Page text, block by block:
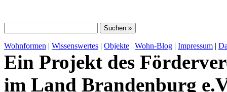
Wohnformen | Wissenswertes | Objekte | Wohn-Blog | Impressum |
Ein Projekt des
im Land Brandenburg